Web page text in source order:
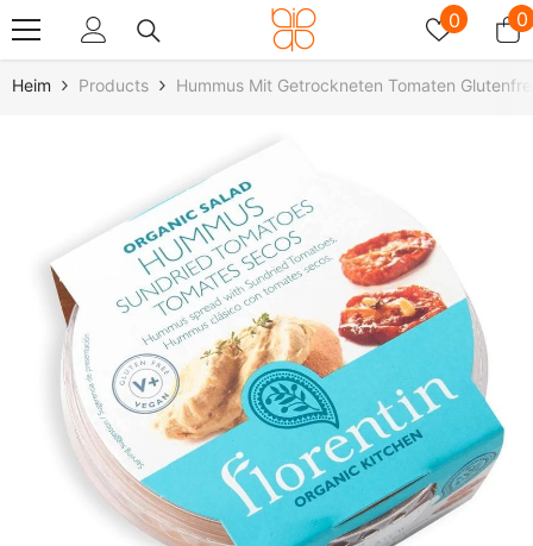
0 00
Heim Products Hummus Mit Getrockneten Tomaten